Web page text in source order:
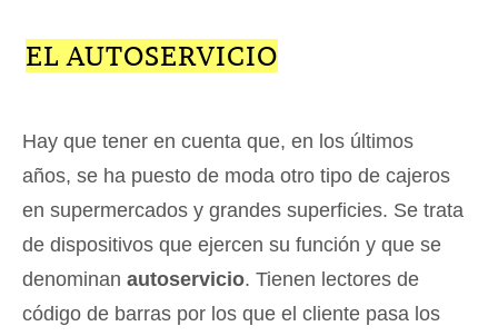
EL AUTOSERVICIO
Hay que tener en cuenta que, en los últimos
años, se ha puesto de moda otro tipo de cajeros
en supermercados y grandes superficies. Se trata
de dispositivos que ejercen su función y que se
denominan autoservicio. Tienen lectores de
código de barras por los que el cliente pasa los